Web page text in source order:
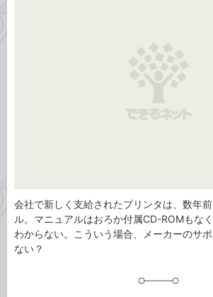
会社で新しく支給されたプリンタは、数年
ル。マニュアルはおろか付属CD-ROMもな
わからない。こういう場合、メーカーのサ
ない？